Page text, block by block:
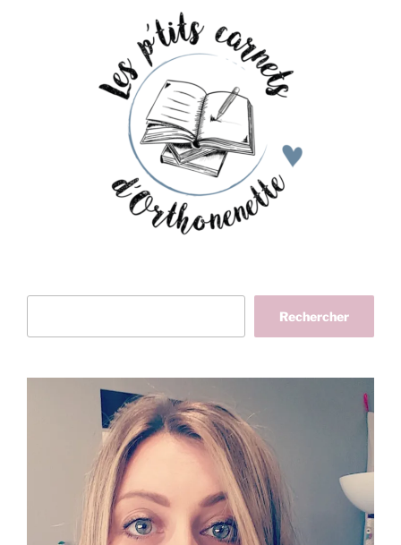
Rechercher